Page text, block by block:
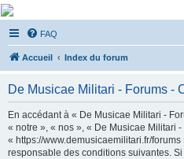
De Musicae Militari -
Forums
Forums de discussions
FAQ
Accueil Index du forum
De Musicae Militari - Forums -
En accédant à « De Musicae Militari -
« notre », « nos », « De Musicae Militari -
« https://www.demusicaemilitari.fr/
responsable des conditions suivantes. Si